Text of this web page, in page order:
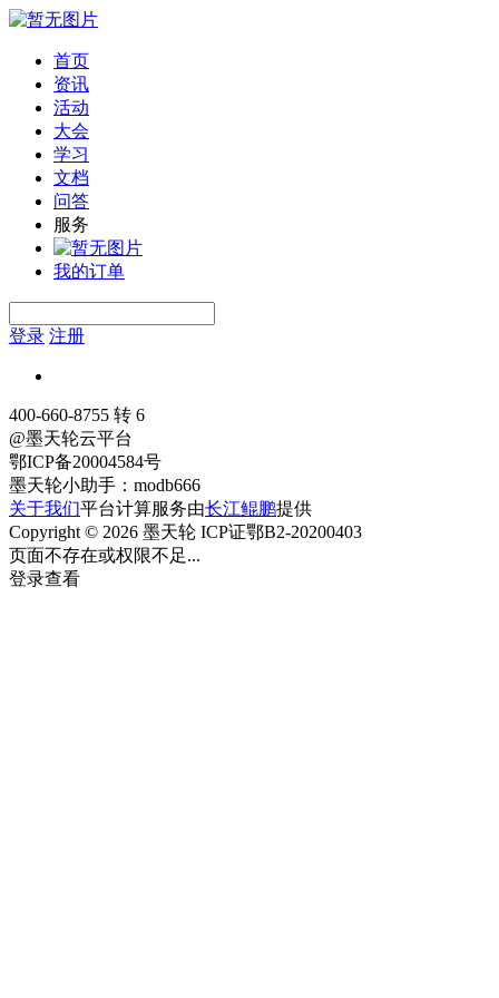
首页
资讯
活动
大会
学习
文档
问答
服务
我的订单
登录 注册
400-660-8755 转 6
@墨天轮云平台
鄂ICP备20004584号
墨天轮小助手：modb666
关于我们平台计算服务由长江鲲鹏提供
Copyright © 2026 墨天轮 ICP证鄂B2-20200403
页面不存在或权限不足...
登录查看